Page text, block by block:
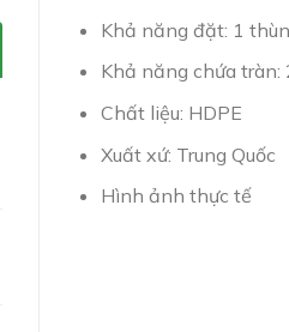
Khả năng đặt: 1
Khả năng chứa tràn:
Chất liệu: HDPE
Xuất xứ: Trung Quốc
Hình ảnh thực tế